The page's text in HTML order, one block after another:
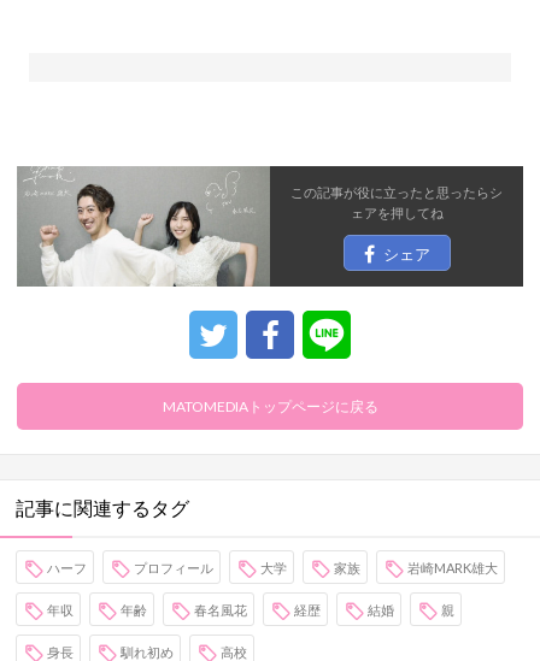
この記事が役に立ったと思ったらシ
ェアを押してね
シェア
MATOMEDIAトップページに戻る
記事に関連するタグ
ハーフ プロフィール 大学 家族 岩崎MARK雄大
年収 年齢 春名風花 経歴 結婚 親
身長 馴れ初め 高校